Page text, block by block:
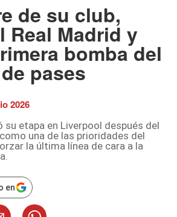
de su club,
Real Madrid y
bomba del
pases
2026
su etapa en Liverpool después del
una de las prioridades del
la última línea de cara a la
en